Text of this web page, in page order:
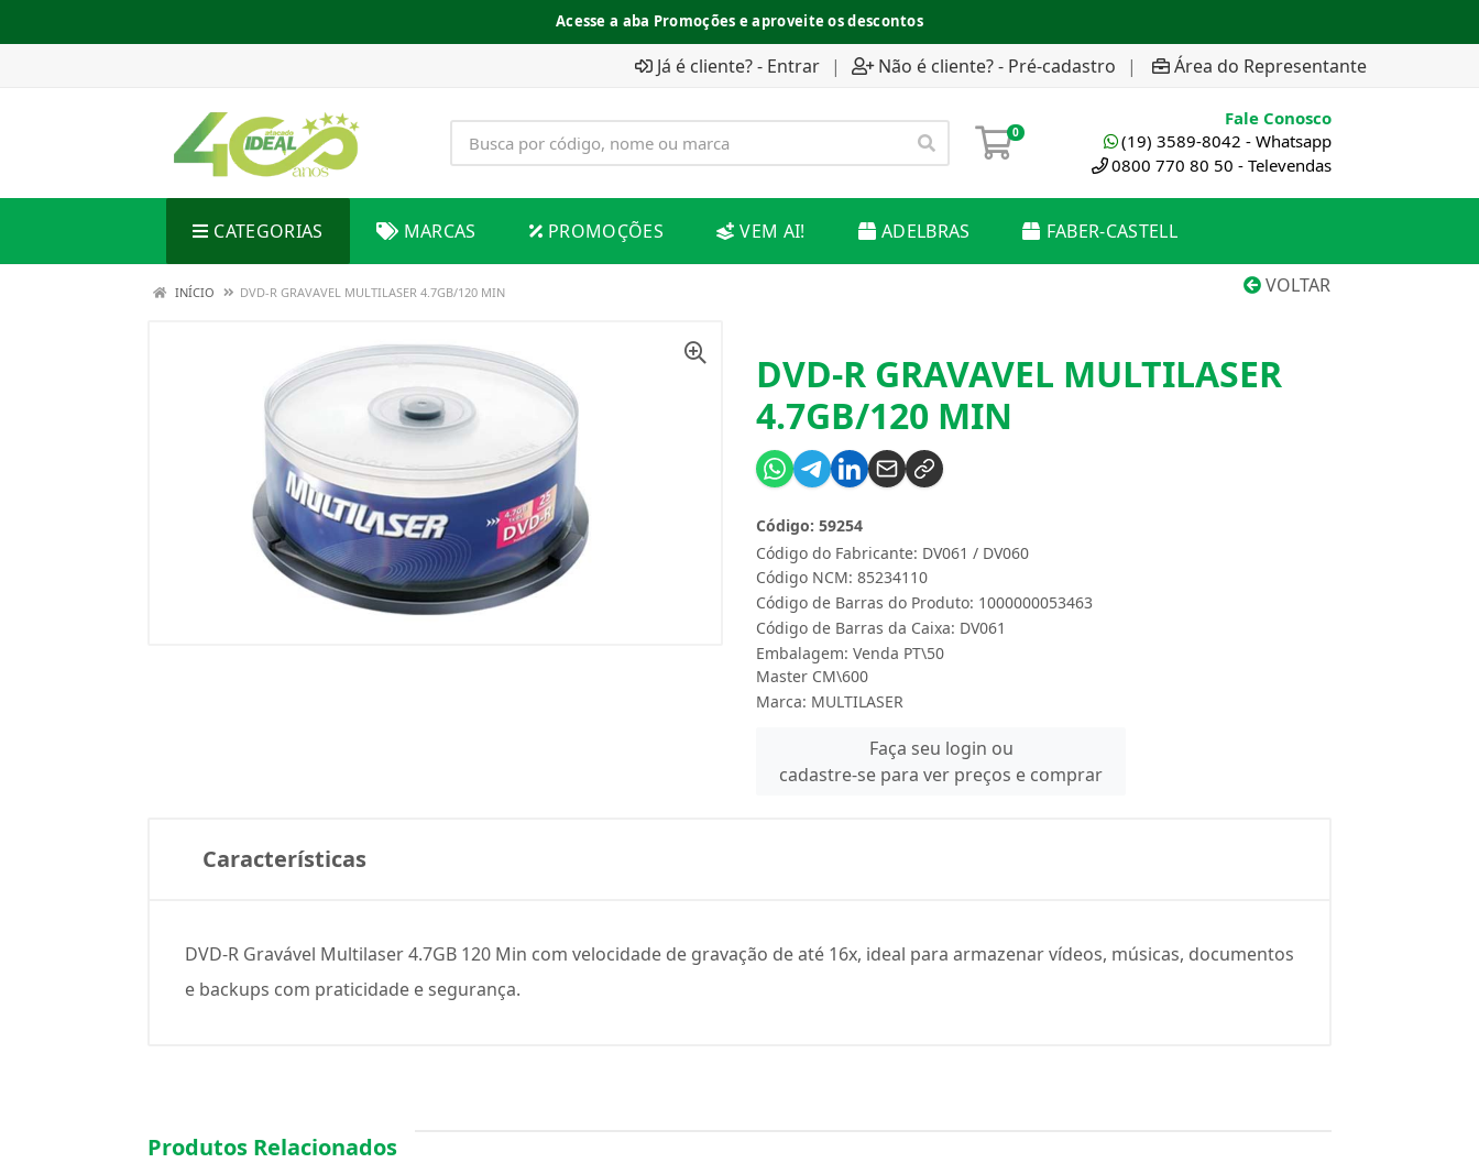
Acesse a aba Promoções e aproveite os descontos
Já é cliente? - Entrar | Não é cliente? - Pré-cadastro | Área do Representante
0
Fale Conosco
(19) 3589-8042 - Whatsapp
0800 770 80 50 - Televendas
CATEGORIAS MARCAS PROMOÇÕES VEM AI! ADELBRAS FABER-CASTELL
VOLTAR
INÍCIO DVD-R GRAVAVEL MULTILASER 4.7GB/120 MIN
DVD-R GRAVAVEL MULTILASER
4.7GB/120 MIN
Código do Fabricante: DV061 / DV060
Código: 59254
Código NCM: 85234110
Código de Barras do Produto: 1000000053463
Código de Barras da Caixa: DV061
Embalagem: Venda PT\50
Master CM\600
Marca: MULTILASER
Faça seu login ou
cadastre-se para ver preços e comprar
Características
DVD-R Gravável Multilaser 4.7GB 120 Min com velocidade de gravação de até 16x, ideal para armazenar vídeos, músicas, documentos
e backups com praticidade e segurança.
Produtos Relacionados